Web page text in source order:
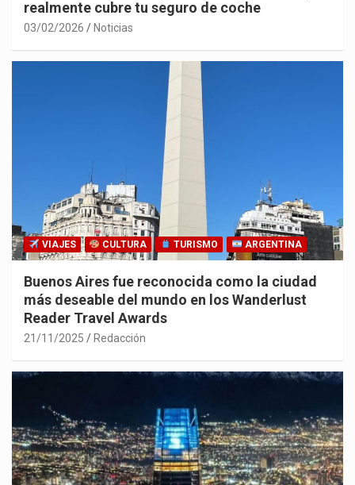
realmente cubre tu seguro de coche
03/02/2026 Noticias
VIAJES CULTURA TURISMO ARGENTINA
Buenos Aires fue reconocida como la ciudad
más deseable del mundo en los Wanderlust
Reader Travel Awards
21/11/2025 Redacción